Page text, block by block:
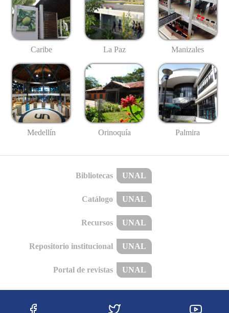
Caribe La Paz Manizales
Medellín Orinoquía Palmira
Bibliotecas UNAL
Catálogo UNAL
Recursos UNAL
Repositorio institucional UNAL
Portal de revistas UNAL